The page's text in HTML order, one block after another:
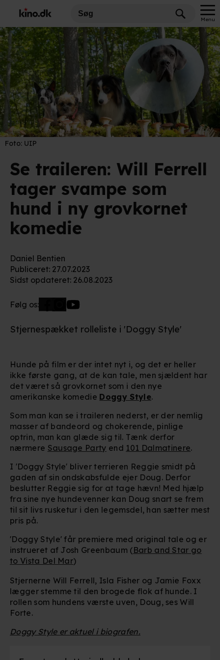
Menu
Foto: UIP
Se traileren: Will Ferrell
tager svampe som
hund i ny grovkornet
komedie
Daniel Bentien
Publiceret: 27.07.2023
Sidst opdateret: 26.08.2023
Følg os:
Stjernespækket rolleliste i 'Doggy Style'
Hunde på film er der intet nyt i, og det er heller
ikke første gang, at de kan tale, men sjældent har
det været så grovkornet som i den nye
amerikanske komedie Doggy Style.
Som man kan se i traileren nederst, er der nemlig
masser af bandeord og chokerende, pinlige
optrin, man kan glæde sig til. Tænk derfor
nærmere Sausage Party end 101 Dalmatinere.
I 'Doggy Style' bliver terrieren Reggie smidt på
gaden af sin ondskabsfulde ejer Doug. Derfor
beslutter Reggie sig for at tage hævn! Med hjælp
fra sine nye hundevenner kan Doug snart se frem
til sit livs rusketur i den legemsdel, han sætter mest
pris på.
'Doggy Style' får premiere med original tale og er
instrueret af Josh Greenbaum (Barb and Star go
to Vista Del Mar)
Stjernerne Will Ferrell, Isla Fisher og Jamie Foxx
lægger stemme til den brogede flok af hunde. I
rollen som hundens værste uven, Doug, ses Will
Forte.
Doggy Style er aktuel i biografen.